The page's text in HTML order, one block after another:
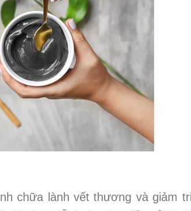
chữa lành vết thương và giảm